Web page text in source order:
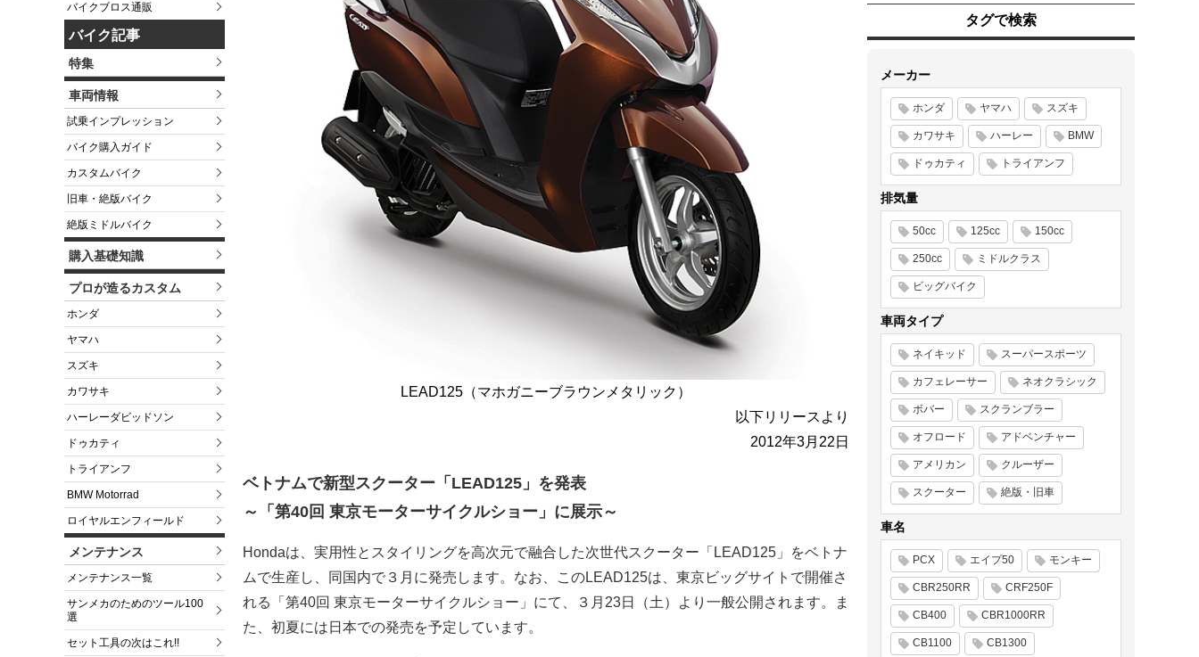
バイクブロス通販
バイク記事
特集
車両情報
試乗インプレッション
バイク購入ガイド
カスタムバイク
旧車・絶版バイク
絶版ミドルバイク
購入基礎知識
プロが造るカスタム
ホンダ
ヤマハ
スズキ
カワサキ
ハーレーダビッドソン
ドゥカティ
トライアンフ
BMW Motorrad
ロイヤルエンフィールド
メンテナンス
メンテナンス一覧
サンメカのためのツール100
選
セット工具の次はこれ!!
LEAD125（マホガニーブラウンメタリック）
以下リリースより
2012年3月22日
ベトナムで新型スクーター「LEAD125」を発表
～「第40回 東京モーターサイクルショー」に展示～
Hondaは、実用性とスタイリングを高次元で融合した次世代スクーター「LEAD125」をベトナ
ムで生産し、同国内で３月に発売します。なお、このLEAD125は、東京ビッグサイトで開催さ
れる「第40回 東京モーターサイクルショー」にて、３月23日（土）より一般公開されます。ま
た、初夏には日本での発売を予定しています。
タグで検索
メーカー
ホンダ ヤマハ スズキ
カワサキ ハーレー BMW
ドゥカティ トライアンフ
排気量
50cc 125cc 150cc
250cc ミドルクラス
ビッグバイク
車両タイプ
ネイキッド スーパースポーツ
カフェレーサー ネオクラシック
ボバー スクランブラー
オフロード アドベンチャー
アメリカン クルーザー
スクーター 絶版・旧車
車名
PCX エイプ50 モンキー
CBR250RR CRF250F
CB400 CBR1000RR
CB1100 CB1300